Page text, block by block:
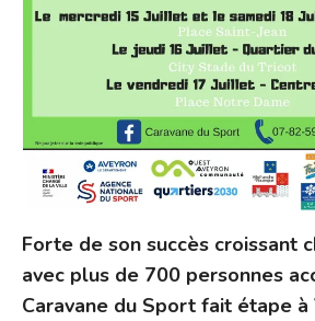
Forte de son succès croissant
avec plus de 700 personnes
Caravane du Sport fait étape